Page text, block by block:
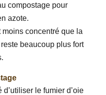
compostage pour
azote.
concentré que la
beaucoup plus fort
d’utiliser le fumier d’oie